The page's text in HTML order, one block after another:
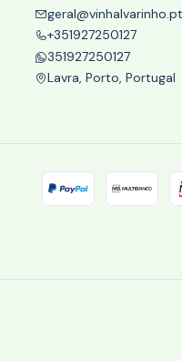
geral@vinhalvarinho.pt
+351927250127
351927250127
Lavra, Porto, Portugal